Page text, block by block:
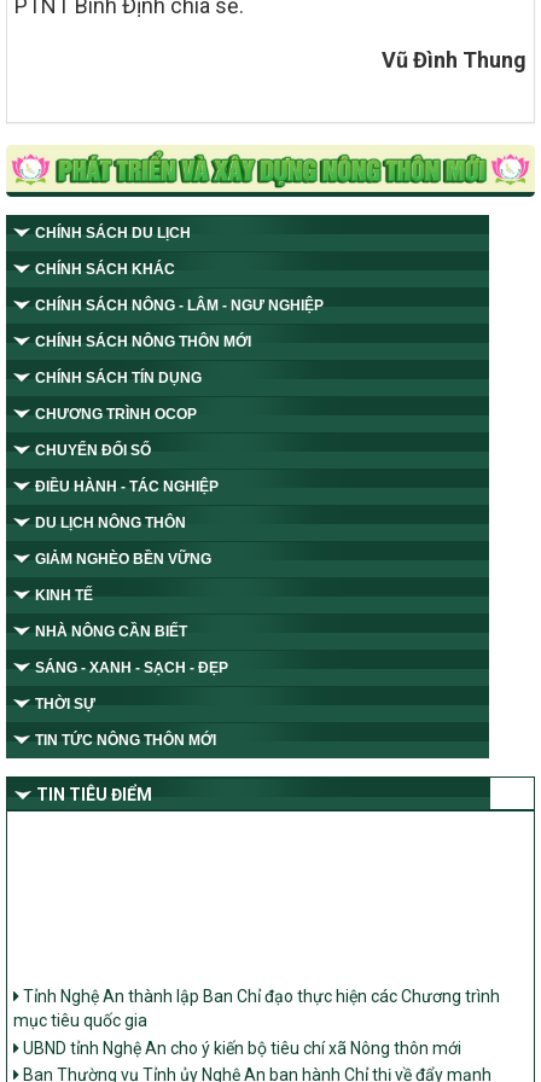
PTNT Bình Định chia sẻ.
Vũ Đình Thung
CHÍNH SÁCH DU LỊCH
CHÍNH SÁCH KHÁC
CHÍNH SÁCH NÔNG - LÂM - NGƯ NGHIỆP
CHÍNH SÁCH NÔNG THÔN MỚI
CHÍNH SÁCH TÍN DỤNG
CHƯƠNG TRÌNH OCOP
CHUYỂN ĐỔI SỐ
ĐIỀU HÀNH - TÁC NGHIỆP
DU LỊCH NÔNG THÔN
GIẢM NGHÈO BỀN VỮNG
KINH TẾ
NHÀ NÔNG CẦN BIẾT
SÁNG - XANH - SẠCH - ĐẸP
THỜI SỰ
TIN TỨC NÔNG THÔN MỚI
TIN TIÊU ĐIỂM
Tỉnh Nghệ An thành lập Ban Chỉ đạo thực hiện các Chương trình
mục tiêu quốc gia
UBND tỉnh Nghệ An cho ý kiến bộ tiêu chí xã Nông thôn mới
Ban Thường vụ Tỉnh ủy Nghệ An ban hành Chỉ thị về đẩy mạnh